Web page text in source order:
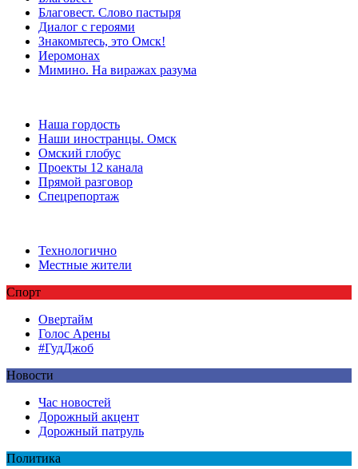
Благовест. Слово пастыря
Диалог с героями
Знакомьтесь, это Омск!
Иеромонах
Мимино. На виражах разума
Наша гордость
Наши иностранцы. Омск
Омский глобус
Проекты 12 канала
Прямой разговор
Спецрепортаж
Технологично
Местные жители
Спорт
Овертайм
Голос Арены
#ГудДжоб
Новости
Час новостей
Дорожный акцент
Дорожный патруль
Политика